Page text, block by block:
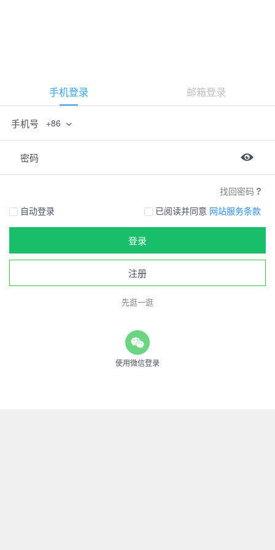
手机登录 邮箱登录
手机号 +86
密码
找回密码
自动登录
已阅读并同意 网站服务条款
登录
注册
先逛一逛
使用微信登录